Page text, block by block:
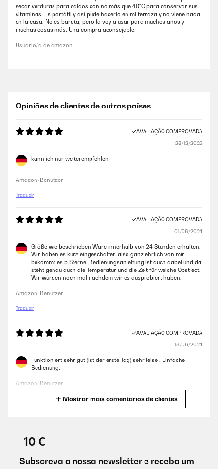
secar verduras para caldos con no más que 40°C para conservar sus
vitaminas. Es portátil y así pude hacerlo en mi terraza y no viene nada
en la casa. No es barata, pero la voy a usar para muchos años y
muchas cosas más. Una compra aconsejable!
Usuario/a de amazon
Opiniões de clientes de outros países
AVALIAÇÃO COMPROVADA
28/12/2025
kann ich nur weiterempfehlen
Amazon-Benutzer
Traduzir
AVALIAÇÃO COMPROVADA
01/08/2024
Größe wie beschrieben Ware innerhalb von 24 Stunden erhalten.
Wir haben es kurz eingeschaltet. also ganz ehrlich von mir
bekommt es 5 Sterne. Bedienungsanleitung ist auch dabei und da
steht genau auch die Temperatur und die Zeit für welche Obst ect.
Wir würden noch mal nachdem wir es ausprobiert haben.
Amazon-Benutzer
Traduzir
AVALIAÇÃO COMPROVADA
18/06/2024
Funktioniert sehr gut (ist der erste Tag) sehr leise . Einfache
Bedienung.
Amazon-Benutzer
Einsatz.
Mostrar mais comentários de clientes
-10 €
Subscreva a nossa newsletter e receba um